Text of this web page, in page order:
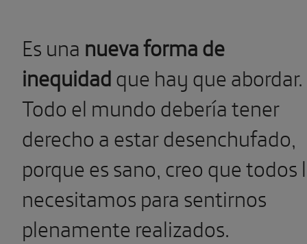
Es una nueva forma de
inequidadque hay que abordar.
Todo el mundo debería tener
derecho a estar desenchufado,
porque es sano, creo que todos
necesitamos para sentirnos
plenamente realizados.